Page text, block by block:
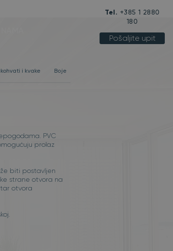
Tel. +385 1 2880
180
Pošaljite upit
i kvake Boje
PVC
prolaz
biti postavljen
strane otvora na
otvora